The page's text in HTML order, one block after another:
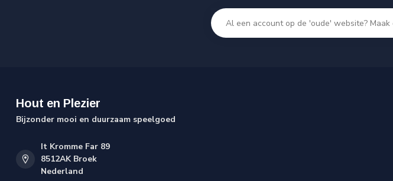
Hout en Plezier
Bijzonder mooi en duurzaam speelgoed
It Kromme Far 89
8512AK Broek
Nederland